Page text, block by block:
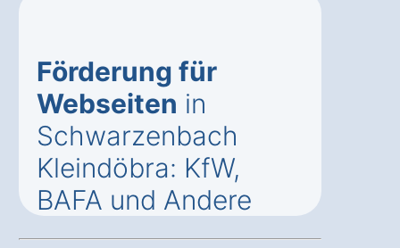
Förderung für
Webseiten in
Schwarzenbach
Kleindöbra: KfW,
BAFA und Andere